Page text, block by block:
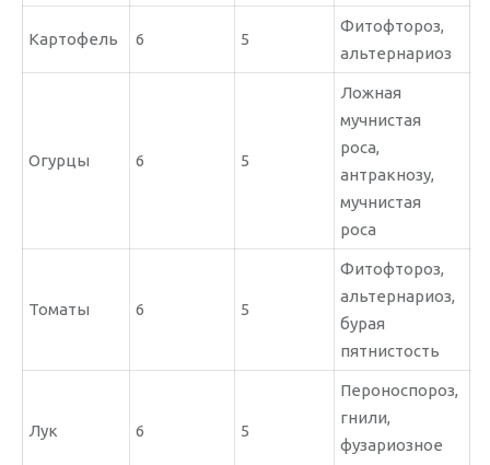
Картофель 6 5
Фитофтороз,
альтернариоз
Огурцы 6 5
Ложная
мучнистая
роса,
антракнозу,
мучнистая
роса
Томаты 6 5
Фитофтороз,
альтернариоз,
бурая
пятнистость
Лук 6 5
Пероноспороз,
гнили,
фузариозное